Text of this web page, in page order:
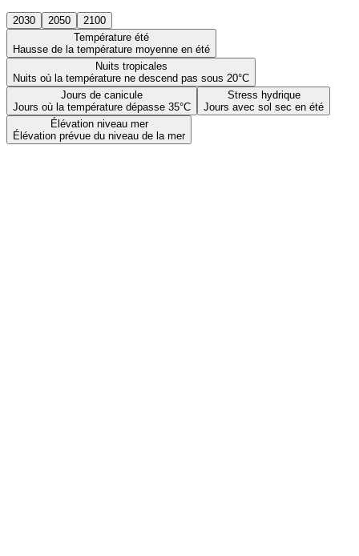
2030 2050
2100
Température été
Hausse de la température moyenne en été
Nuits tropicales
Nuits où la température ne descend pas sous 20°C
Jours de canicule
Jours où la température dépasse 35°C
Stress hydrique
Jours avec sol sec en été
Élévation niveau mer
Élévation prévue du niveau de la mer